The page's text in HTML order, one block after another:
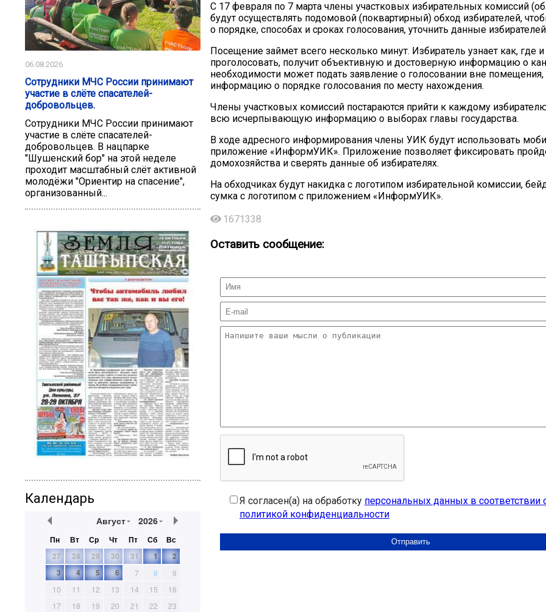
06.08.2026
Сотрудники МЧС России принимают
участие в слёте спасателей-
добровольцев.
Сотрудники МЧС России принимают
участие в слёте спасателей-
добровольцев. В нацпарке
"Шушенский бор" на этой неделе
проходит масштабный слёт активной
молодёжи "Ориентир на спасение",
организованный...
Календарь
Август 2026
Пн Вт Ср Чт Пт Сб
Вс
27
28 29 30 31 1
2
3
4 5 6 7 8
9
10
11 12 13 14 15
16
17
18 19 20 21 22
23
С 17 февраля по 7 марта члены участковых избирательных комиссий
будут осуществлять подомовой (поквартирный) обход избирателей,
о порядке, способах и сроках голосования, уточнить данные
Посещение займет всего несколько минут. Избиратель узнает как, где
проголосовать, получит объективную и достоверную информацию о
необходимости может подать заявление о голосовании вне помещения,
информацию о порядке голосования по месту нахождения.
Члены участковых комиссий постараются прийти к каждому
всю исчерпывающую информацию о выборах главы государства.
В ходе адресного информирования члены УИК будут использовать
приложение «ИнформУИК». Приложение позволяет фиксировать
домохозяйства и сверять данные об избирателях.
На обходчиках будут накидка с логотипом избирательной комиссии,
сумка с логотипом с приложением «ИнформУИК».
1671338
Оставить сообщение:
Я согласен(а) на обработку персональных данных в соответствии
политикой конфиденциальности